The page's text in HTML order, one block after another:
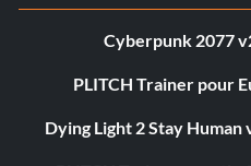
Cyberpunk 2077
PLITCH Trainer pour
Dying Light 2 Stay